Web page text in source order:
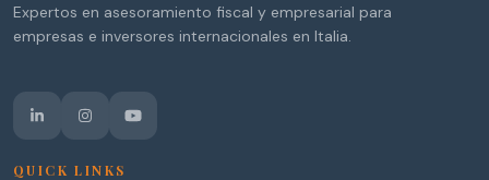
Expertos en asesoramiento fiscal y empresarial para
empresas e inversores internacionales en Italia.
QUICK LINKS